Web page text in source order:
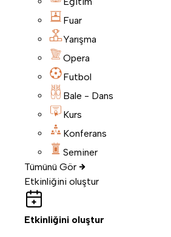
Fuar
Yarışma
Opera
Futbol
Bale - Dans
Kurs
Konferans
Seminer
Tümünü Gör
Etkinliğini oluştur
Etkinliğini oluştur